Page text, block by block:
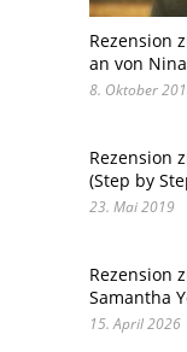
Rezension
an von
8. Oktober
Rezension
(Step by
23. Mai 2019
Rezension
Samantha
15. April 2026